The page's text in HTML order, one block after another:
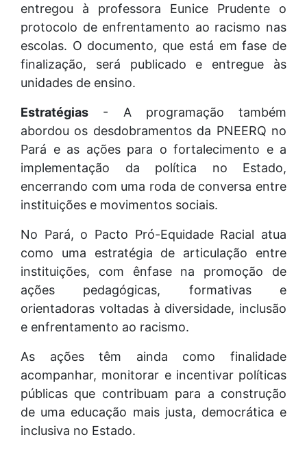
entregou à professora Eunice Prudente o
protocolo de enfrentamento ao racismo nas
escolas. O documento, que está em fase de
finalização, será publicado e entregue às
unidades de ensino.
Estratégias - A programação também
abordou os desdobramentos da PNEERQ no
Pará e as ações para o fortalecimento e a
implementação da política no Estado,
encerrando com uma roda de conversa entre
instituições e movimentos sociais.
No Pará, o Pacto Pró-Equidade Racial atua
como uma estratégia de articulação entre
instituições, com ênfase na promoção de
ações pedagógicas, formativas e
orientadoras voltadas à diversidade, inclusão
e enfrentamento ao racismo.
As ações têm ainda como finalidade
acompanhar, monitorar e incentivar políticas
públicas que contribuam para a construção
de uma educação mais justa, democrática e
inclusiva no Estado.